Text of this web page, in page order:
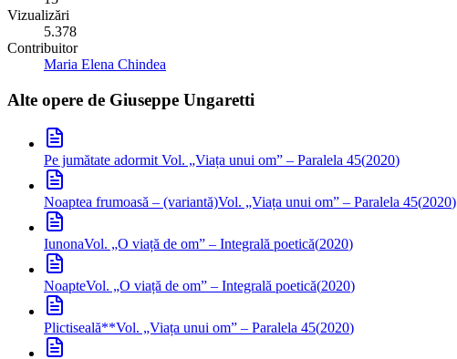
Vizualizări
5.378
Contribuitor
Maria Elena Chindea
Alte opere de Giuseppe Ungaretti
Pe jumătate adormitVol. „Viața unui om” – Paralela 45(2020)
Noaptea frumoasă – (variantă)Vol. „Viața unui om” – Paralela 45(2020)
IunonaVol. „O viață de om” – Integrală poetică(2020)
NoapteVol. „O viață de om” – Integrală poetică(2020)
Plictiseală**Vol. „Viața unui om” – Paralela 45(2020)